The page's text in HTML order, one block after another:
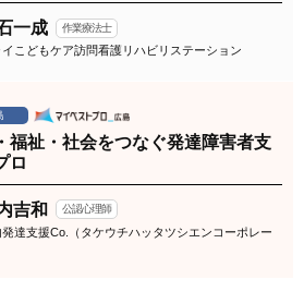
一成 作業療法士
イこどもケア訪問看護リハビリステーション
福祉・社会をつなぐ発達障害者支
ロ
吉和 公認心理師
発達支援Co.（タケウチハッタツシエンコーポレー